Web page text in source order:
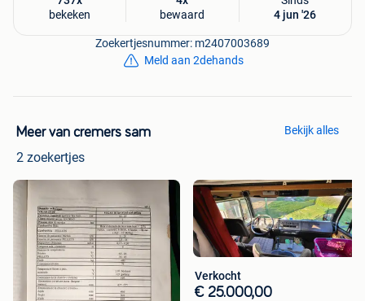
bekeken
bewaard
4 jun '26
Zoekertjesnummer: m2407003689
Meld aan 2dehands
Meer van cremers sam
2 zoekertjes
Bekijk alles
Verkocht
€ 25.000,00